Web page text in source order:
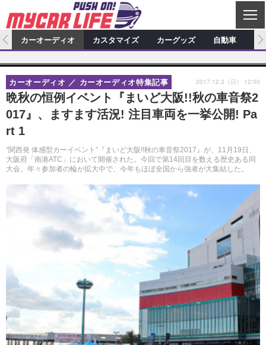
C
L
S
E
カーオーディオ
特集記事 新製品情報
プロショップ検索 ショップ訪問記
カーオーディオニュース デモカー製作記
カスタマイズ
カスタマイズ特集記事 カスタマイズ新製品情報
カスタマイズニュース
カーグッズ
カーグッズ特集記事 カーグッズ新製品情報
自動車
スクープ
カーオーディオ カスタマイズ カーグッズ 自動車
晩秋の恒例イベント『まいど大阪!!秋の車音祭2
017』、ますます活況! 注目車両を一挙公開! Pa
rt 1
“関西発 体感型カーイベント”『まいど大阪!!秋の車音祭2017』が、11月19日、
大阪府「南港ATC」において開催された。今回で第14回目を数える歴史ある同
大会。年々参加者の輪が拡大中で、今年もほぼ全国から強者が大集結した。
カーオーディオ カーオーディオ特集記事 2017.12.3（日） 12:00